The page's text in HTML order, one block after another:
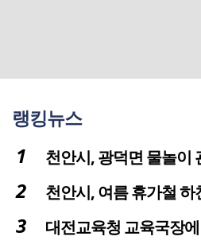
랭킹뉴스
천안시, 광덕면 물놀이 관리
천안시, 여름 휴가철 하천·
대전교육청 교육국장에 명